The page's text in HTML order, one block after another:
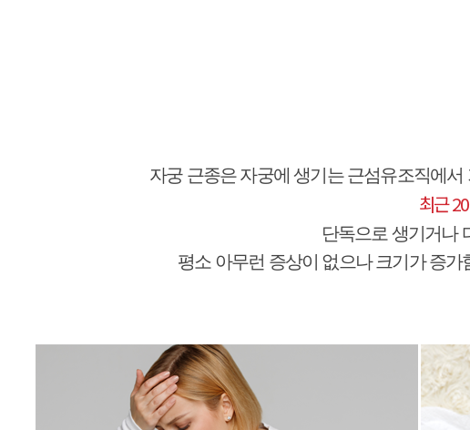
자궁 근종은 자궁에 생기는 근섬유조직에
최근
단독으로 생기거나
평소 아무런 증상이 없으나 크기가 증